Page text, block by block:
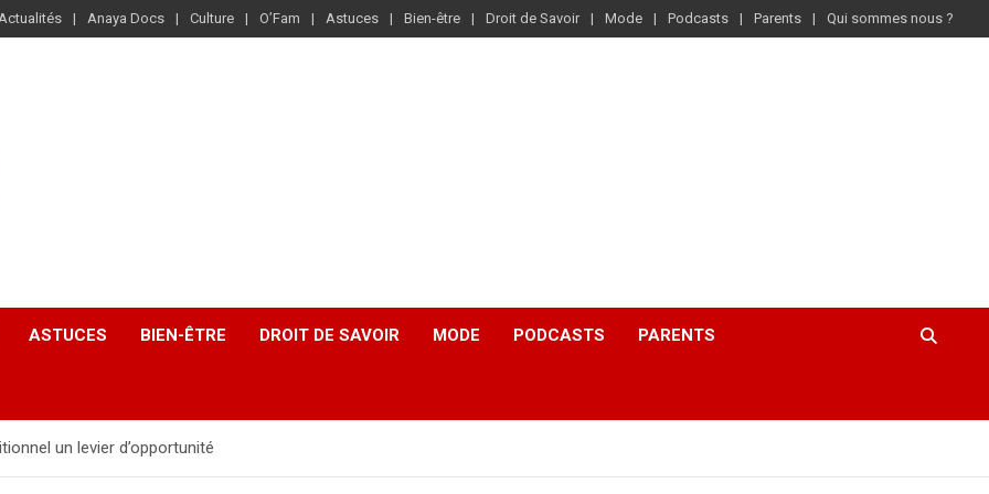
Anaya Docs Culture O’Fam Astuces Bien-être Droit de Savoir Mode Podcasts Parents Qui sommes nous ?
ASTUCES BIEN-ÊTRE DROIT DE SAVOIR MODE PODCASTS PARENTS
un levier d’opportunité